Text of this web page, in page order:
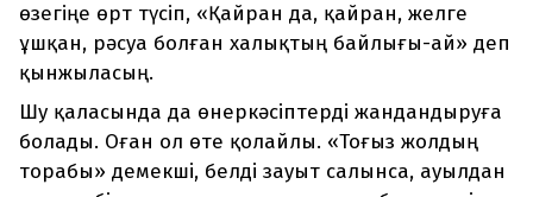
өзегіңе өрт түсіп, «Қайран да, қайран, желге
ұшқан, рәсуа болған халықтың байлығы-ай» деп
қынжыласың.
Шу қаласында да өнеркәсіптерді жандандыруға
болады. Оған ол өте қолайлы. «Тоғыз жолдың
торабы» демекші, белді зауыт салынса, ауылдан